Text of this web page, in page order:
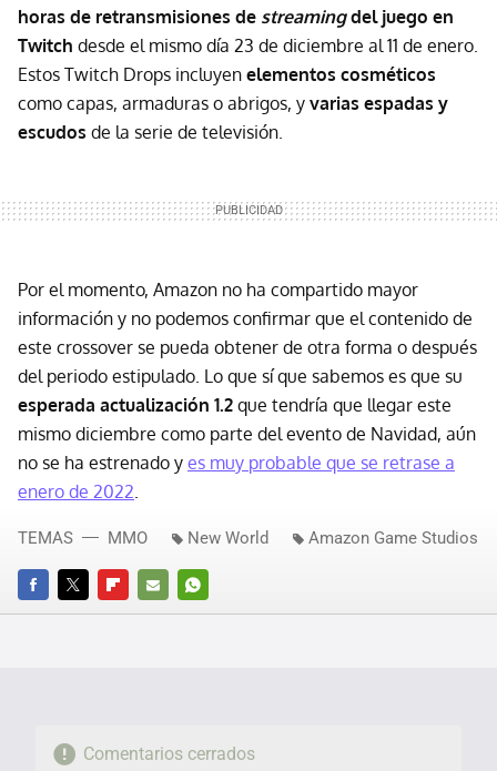
horas de retransmisiones de streamingdel juego en
Twitch desde el mismo día 23 de diciembre al 11 de enero.
Estos Twitch Drops incluyen elementos cosméticos
como capas, armaduras o abrigos, y varias espadas y
escudos de la serie de televisión.
Por el momento, Amazon no ha compartido mayor
información y no podemos confirmar que el contenido de
este crossover se pueda obtener de otra forma o después
del periodo estipulado. Lo que sí que sabemos es que su
esperada actualización 1.2 que tendría que llegar este
mismo diciembre como parte del evento de Navidad, aún
no se ha estrenado y es muy probable que se retrase a
enero de 2022
FACEBOOKTWITTERFLIPBOARD
E-
WHATSAPP
TEMAS MMO New World Amazon Game Studios
Comentarios cerrados